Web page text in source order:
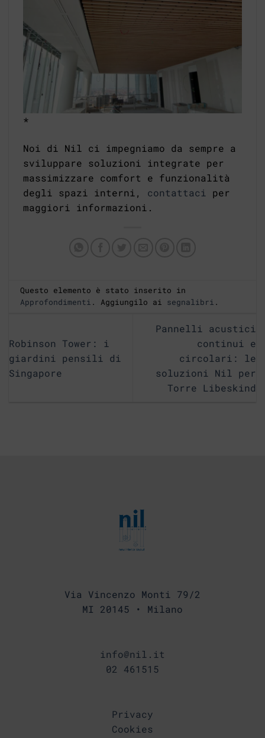
*
Noi di Nil ci impegniamo da sempre a
sviluppare soluzioni integrate per
massimizzare comfort e funzionalità
degli spazi interni, contattaci
per
maggiori informazioni.
Questo elemento è stato inserito in
Approfondimenti . Aggiungilo ai segnalibri .
Robinson Tower: i
giardini pensili di
Singapore
Pannelli acustici
continui e
circolari: le
soluzioni Nil per
Torre Libeskind
Via Vincenzo Monti 79/2
MI 20145 • Milano
info@nil.it
02 461515
Privacy
Cookies